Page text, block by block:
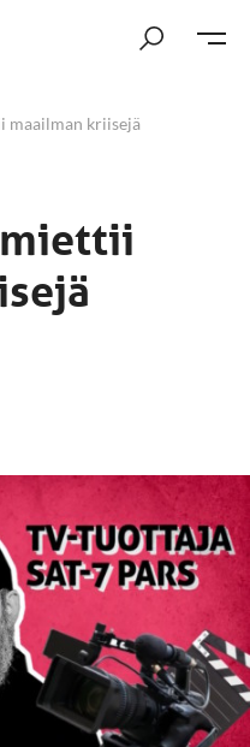
maailman kriisejä
miettii